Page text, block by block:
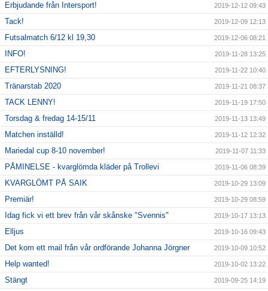
Erbjudande från Intersport! 2019-12-12 09:43
Tack! 2019-12-09 12:13
Futsalmatch 6/12 kl 19,30 2019-12-06 08:21
INFO! 2019-11-28 13:25
EFTERLYSNING! 2019-11-22 10:40
Tränarstab 2020 2019-11-21 08:37
TACK LENNY! 2019-11-19 17:50
Torsdag & fredag 14-15/11 2019-11-13 13:49
Matchen inställd! 2019-11-12 12:32
Mariedal cup 8-10 november! 2019-11-07 11:33
PÅMINELSE - kvarglömda kläder på Trollevi 2019-11-06 08:39
KVARGLÖMT PÅ SAIK 2019-10-29 13:09
Premiär! 2019-10-29 08:59
Idag fick vi ett brev från vår skånske "Svennis" 2019-10-17 13:13
Elljus 2019-10-16 09:43
Det kom ett mail från vår ordförande Johanna Jörgner 2019-10-09 10:52
Help wanted! 2019-10-02 13:22
Stängt 2019-09-25 14:19